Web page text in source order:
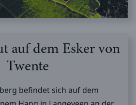
auf dem Esker von
Twente
befindet sich auf dem